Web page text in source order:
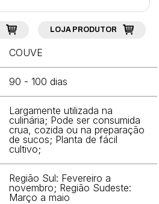
LOJA PRODUTOR
COUVE
90 - 100 dias
Largamente utilizada na
culinária; Pode ser consumida
crua, cozida ou na preparação
de sucos; Planta de fácil
cultivo;
Região Sul: Fevereiro a
novembro; Região Sudeste:
Março a maio